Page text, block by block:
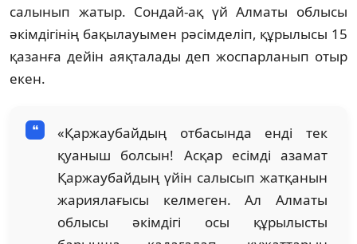
салынып жатыр. Сондай-ақ үй Алматы облысы
әкімдігінің бақылауымен рәсімделіп, құрылысы 15
қазанға дейін аяқталады деп жоспарланып отыр
екен.
«Қаржаубайдың отбасында енді тек
қуаныш болсын! Асқар есімді азамат
Қаржаубайдың үйін салысып жатқанын
жариялағысы келмеген. Ал Алматы
облысы әкімдігі осы құрылысты